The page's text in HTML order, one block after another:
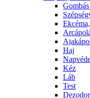
Haj
Kéz
Láb
Test
Dezodor